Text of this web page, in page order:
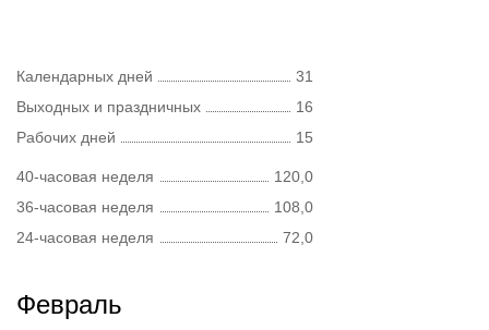
Календарных дней
31
Выходных и праздничных
16
Рабочих дней
15
40-часовая неделя
120,0
36-часовая неделя
108,0
24-часовая неделя
72,0
Февраль